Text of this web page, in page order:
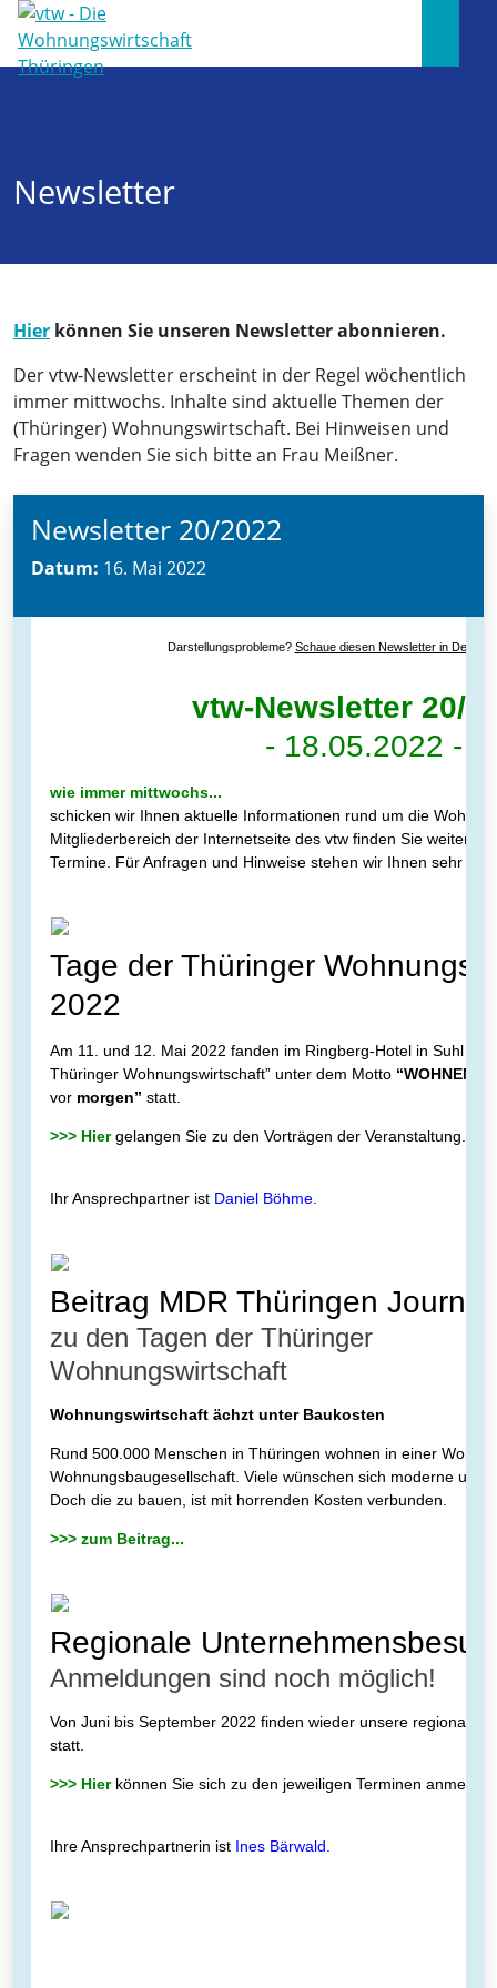
Newsletter
Hier können Sie unseren Newsletter abonnieren.
Der vtw-Newsletter erscheint in der Regel wöchentlich
immer mittwochs. Inhalte sind aktuelle Themen der
(Thüringer) Wohnungswirtschaft. Bei Hinweisen und
Fragen wenden Sie sich bitte an Frau Meißner.
Newsletter 20/2022
Datum: 16. Mai 2022